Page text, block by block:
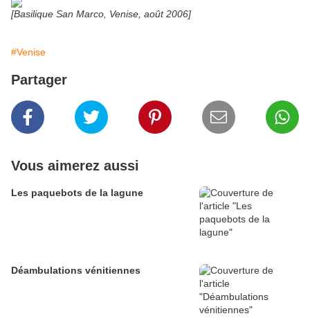
[Basilique San Marco, Venise, août 2006]
#Venise
Partager
Vous aimerez aussi
Les paquebots de la lagune
Déambulations vénitiennes